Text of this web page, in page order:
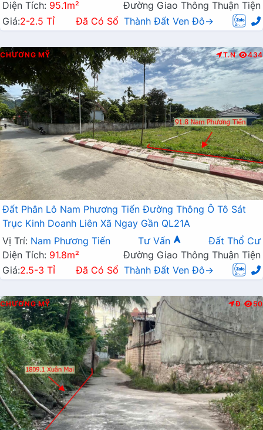
Diện Tích: 95.1m²
Đường Giao Thông Thuận Tiện
Giá:2-2.5 Tỉ Đã Có Sổ Thành Đất Ven Đô→
CHƯƠNG MỸ T.N 434
Đất Phân Lô Nam Phương Tiến Đường Thông Ô Tô Sát
Trục Kinh Doanh Liên Xã Ngay Gần QL21A
Vị Trí: Nam Phương Tiến Tư Vấn
Đất Thổ Cư
Diện Tích: 91.8m²
Đường Giao Thông Thuận Tiện
Giá:2.5-3 Tỉ Đã Có Sổ Thành Đất Ven Đô→
CHƯƠNG MỸ Đ 50